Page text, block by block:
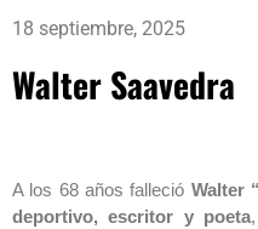
18 septiembre, 2025
Walter Saavedra
A los 68 años falleció Walter
deportivo, escritor y poeta